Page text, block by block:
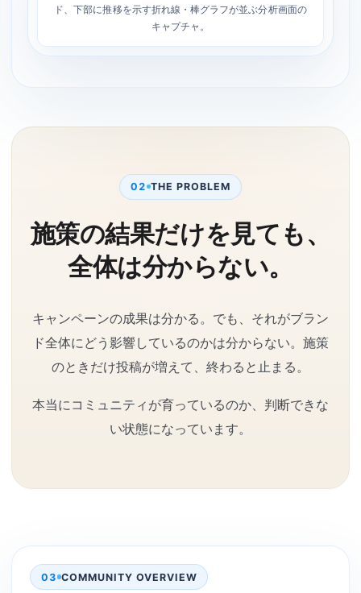
ド、下部に推移を示す折れ線・棒グラフが並ぶ分析画面の
キャプチャ。
02 THE PROBLEM
施策の結果だけを見ても、
全体は分からない。
キャンペーンの成果は分かる。でも、それがブラン
ド全体にどう影響しているのかは分からない。施策
のときだけ投稿が増えて、終わると止まる。
本当にコミュニティが育っているのか、判断できな
い状態になっています。
03 COMMUNITY OVERVIEW